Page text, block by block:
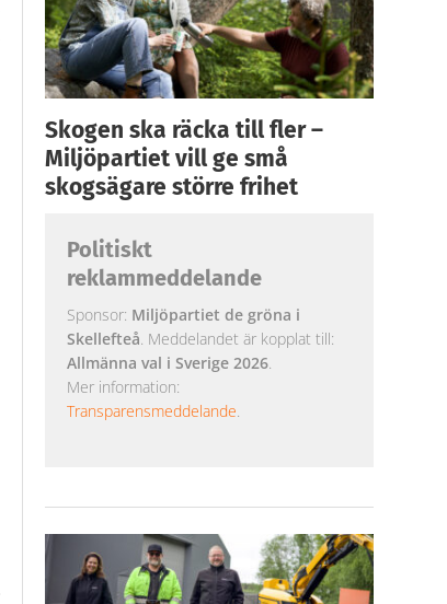
Skogen ska räcka till fler –
Miljöpartiet vill ge små
skogsägare större frihet
Politiskt
reklammeddelande
Sponsor: Miljöpartiet de gröna i
Skellefteå. Meddelandet är kopplat till:
Allmänna val i Sverige 2026.
Mer information:
Transparensmeddelande.